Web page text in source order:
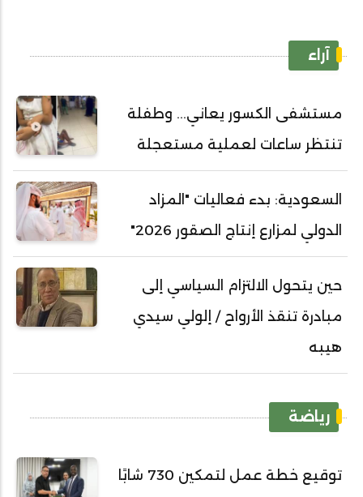
آراء
مستشفى الكسور يعاني... وطفلة
تنتظر ساعات لعملية مستعجلة
السعودية: بدء فعاليات "المزاد
الدولي لمزارع إنتاج الصقور 2026"
حين يتحول الالتزام السياسي إلى
مبادرة تنقذ الأرواح / إلولي سيدي
هيبه
رياضة
توقيع خطة عمل لتمكين 730 شابًا